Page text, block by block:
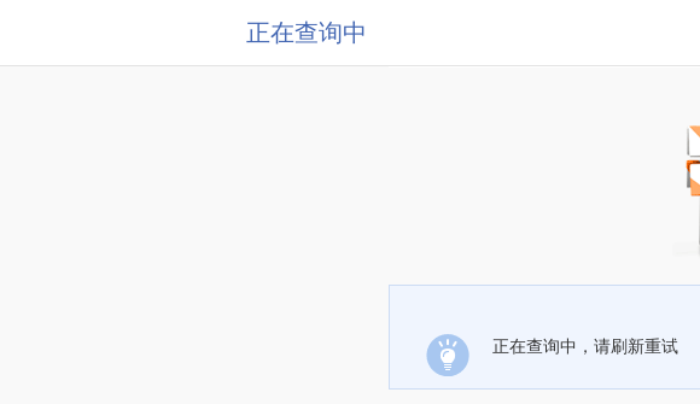
正在查询中
正在查询中，请刷新重试